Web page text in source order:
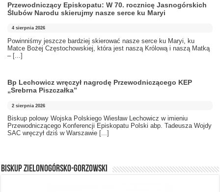
Przewodniczący Episkopatu: W 70. rocznicę Jasnogórskich
Ślubów Narodu skierujmy nasze serce ku Maryi
4 sierpnia 2026
Powinniśmy jeszcze bardziej skierować nasze serce ku Maryi, ku
Matce Bożej Częstochowskiej, która jest naszą Królową i naszą Matką
– [...]
Bp Lechowicz wręczył nagrodę Przewodniczącego KEP
„Srebrna Piszczałka”
2 sierpnia 2026
Biskup polowy Wojska Polskiego Wiesław Lechowicz w imieniu
Przewodniczącego Konferencji Episkopatu Polski abp. Tadeusza Wojdy
SAC wręczył dziś w Warszawie [...]
BISKUP ZIELONOGÓRSKO-GORZOWSKI